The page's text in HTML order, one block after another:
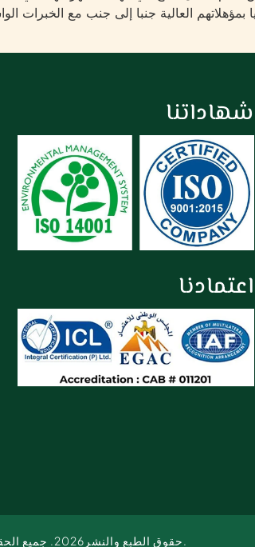
بمؤهلاتهم العالية جنبا إلى جنب مع الخبرات
شهاداتنا
اعتمادنا
© حقوق الطبع والنشر2026. جميع الحقوق محفوظة.